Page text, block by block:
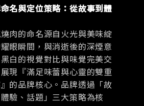
名與定位策略：從故事到體
肉的命名源自火光與美味綻
眼瞬間，與消逝後的深煙意
白的視覺對比與味覺完美交
現『滿足味蕾與心靈的雙重
的品牌核心。品牌透過「故
驗、話題」三大策略為核